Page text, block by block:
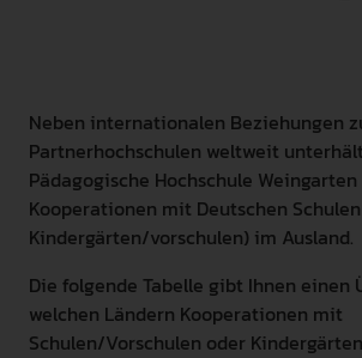
GEBÄRDENSPRACHE
LEICHTE SPRACHE
Neben internationalen Beziehungen
Partnerhochschulen weltweit
Pädagogische Hochschule
Kooperationen mit Deutschen
Kindergärten/vorschulen) im Ausland.
Die folgende Tabelle gibt Ihnen einen
welchen Ländern Kooperationen mit
Schulen/Vorschulen oder